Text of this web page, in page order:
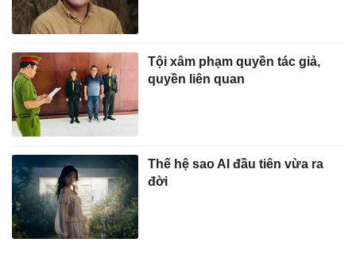
Tội xâm phạm quyền tác giả,
quyền liên quan
Thế hệ sao AI đầu tiên vừa ra
đời